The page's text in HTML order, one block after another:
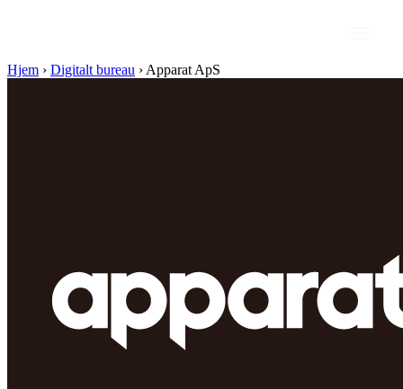
Hjem › Digitalt bureau › Apparat ApS